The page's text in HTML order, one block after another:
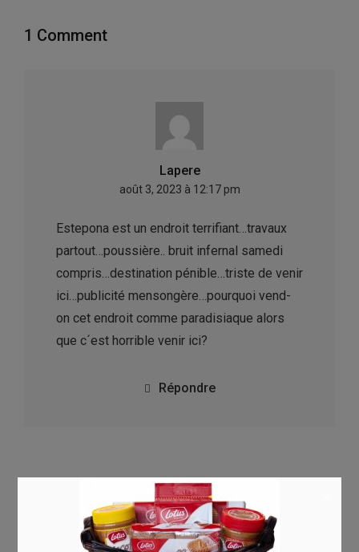
1 Comment
Lapere
août 3, 2023 à 12:17 pm
Estepona est un endroit terrifiant…travaux
partout…poussière.. bruit infernal samedi
compris…destination pénible…triste de venir
ici…publicité mensongère…pourquoi vend-
on cet endroit comme paradisiaque alors
que c´est horrible venir ici?
Répondre
Laisser un commentaire